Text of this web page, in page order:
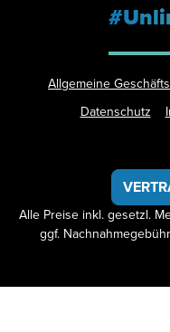
Allgemeine
Datenschutz
Alle Preise inkl. gesetzl.
ggf.